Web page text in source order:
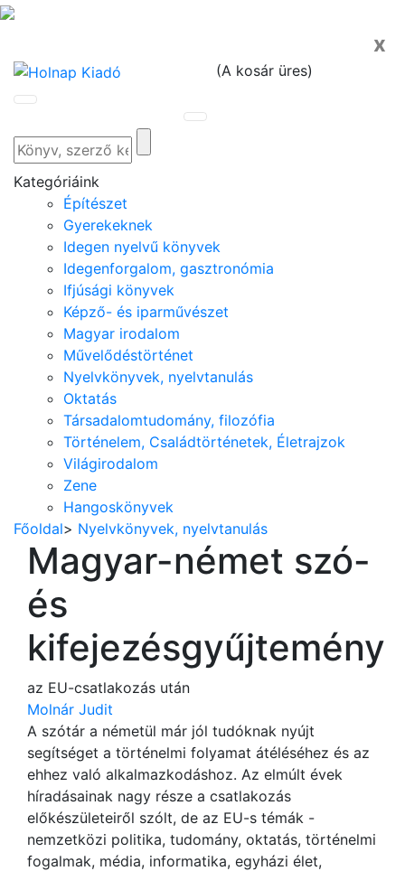
x
(A kosár üres)
Kategóriáink
Építészet
Gyerekeknek
Idegen nyelvű könyvek
Idegenforgalom, gasztronómia
Ifjúsági könyvek
Képző- és iparművészet
Magyar irodalom
Művelődéstörténet
Nyelvkönyvek, nyelvtanulás
Oktatás
Társadalomtudomány, filozófia
Történelem, Családtörténetek, Életrajzok
Világirodalom
Zene
Hangoskönyvek
Főoldal> Nyelvkönyvek, nyelvtanulás
Magyar-német szó-
és
kifejezésgyűjtemény
az EU-csatlakozás után
Molnár Judit
A szótár a németül már jól tudóknak nyújt
segítséget a történelmi folyamat átéléséhez és az
ehhez való alkalmazkodáshoz. Az elmúlt évek
híradásainak nagy része a csatlakozás
előkészületeiről szólt, de az EU-s témák -
nemzetközi politika, tudomány, oktatás, történelmi
fogalmak, média, informatika, egyházi élet,